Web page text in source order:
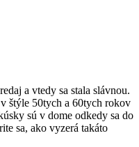
a vtedy sa stala slávnou.
štýle 50tych a 60tych rokov
sú v dome odkedy sa do
sa, ako vyzerá takáto